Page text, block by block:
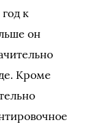
к
он
Кроме